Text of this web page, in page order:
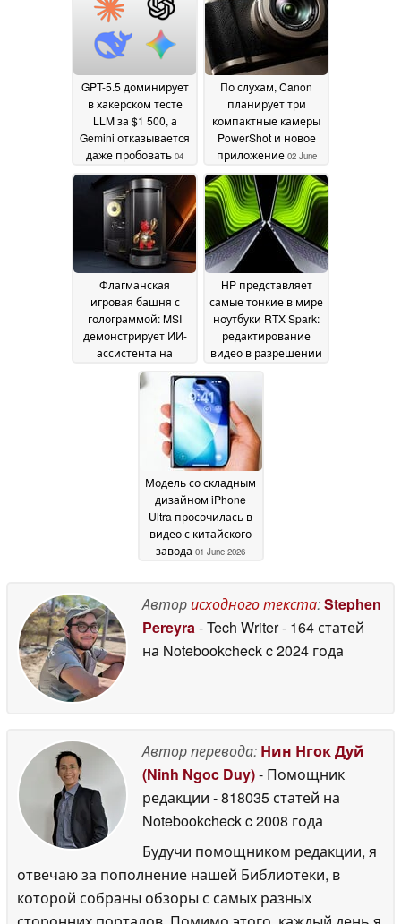
GPT-5.5 доминирует
в хакерском тесте
LLM за $1 500, а
Gemini отказывается
даже пробовать 04
June 2026
По слухам, Canon
планирует три
компактные камеры
PowerShot и новое
приложение 02 June
2026
Флагманская
игровая башня с
голограммой: MSI
демонстрирует ИИ-
ассистента на
02 June 2026
HP представляет
самые тонкие в мире
ноутбуки RTX Spark:
редактирование
видео в разрешении
батарея на весь
день01 June 2026
Модель со складным
дизайном iPhone
Ultra просочилась в
видео с китайского
завода 01 June 2026
Авторисходного текста:Stephen
Pereyra- Tech Writer- 164 статей
на Notebookcheckc 2024 года
Автор перевода: Нин Нгок Дуй
(Ninh Ngoc Duy)- Помощник
редакции - 818035 статей на
Notebookcheckc 2008 года
Будучи помощником редакции, я
отвечаю за пополнение нашей Библиотеки, в
которой собраны обзоры с самых разных